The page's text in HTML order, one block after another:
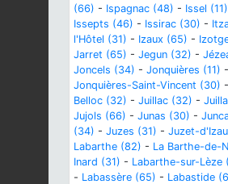
(66) - Ispagnac (48) - Issel (11)
Issepts (46) - Issirac (30) -
l'Hôtel (31) - Izaux (65) -
Jarret (65) - Jegun (32) -
Joncels (34) - Jonquières (11) -
Jonquières-Saint-Vincent (30) -
Belloc (32) - Juillac (32) -
Jujols (66) - Junas (30) -
(34) - Juzes (31) - Juzet-
Labarthe (82) - La Barthe-de-
Inard (31) - Labarthe-sur-Lèze
- Labassère (65) - Labastide